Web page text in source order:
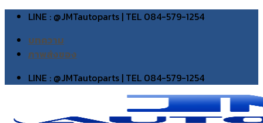
Skip
content
LINE : @JMTautoparts | TEL 084-579-1254
บทความ
ภาพส่งของ
LINE : @JMTautoparts | TEL 084-579-1254